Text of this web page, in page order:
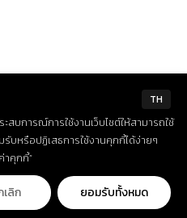
tab
TH
สบการณ์การใช้งานเว็บไซต์ให้สามารถใช้
บหรือปฏิเสธการใช้งานคุกกี้ได้ง่ายๆ
าคุกกี้”
เลิก ยอมรับทั้งหมด